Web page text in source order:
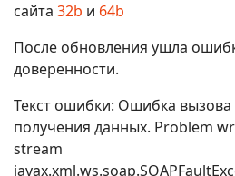
сайта 32b и 64b
После обновления ушла
доверенности.
Текст ошибки: Ошибка
получения данных. Problem
stream